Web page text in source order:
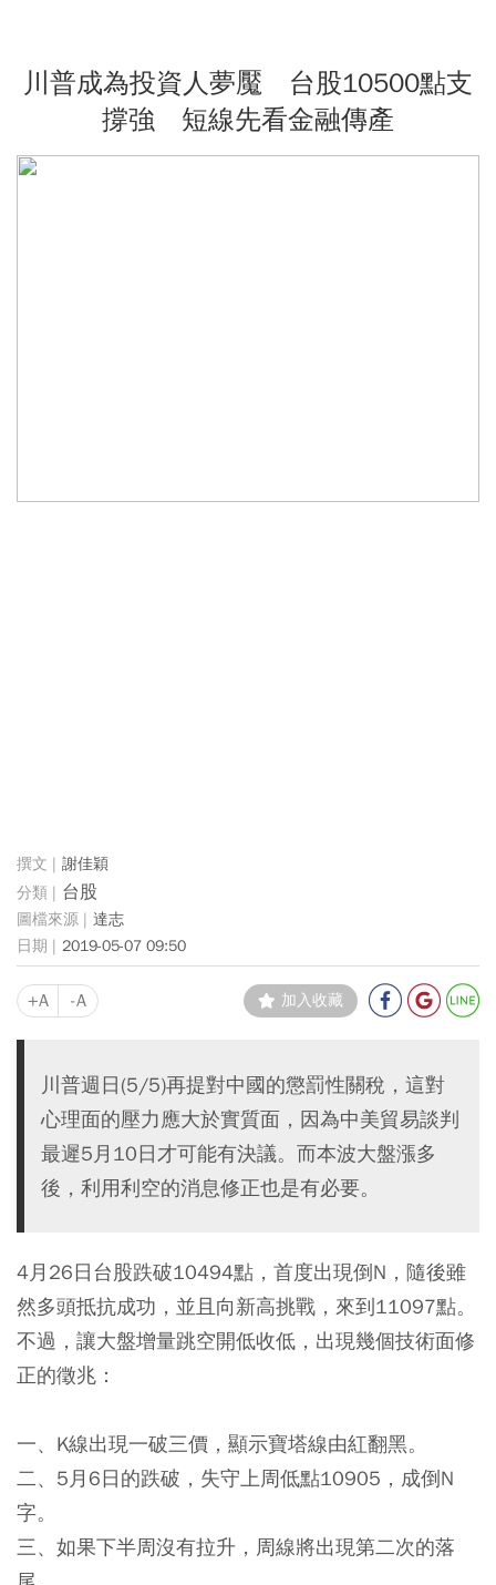
川普成為投資人夢魘 台股10500點支
撐強 短線先看金融傳產
謝佳穎
台股
達志
2019-05-07 09:50
+A -A 加入收藏
川普週日(5/5)再提對中國的懲罰性關稅，這對
心理面的壓力應大於實質面，因為中美貿易談判
最遲5月10日才可能有決議。而本波大盤漲多
後，利用利空的消息修正也是有必要。
4月26日台股跌破10494點，首度出現倒N，隨後雖
然多頭抵抗成功，並且向新高挑戰，來到11097點。
不過，讓大盤增量跳空開低收低，出現幾個技術面修
正的徵兆：
一、K線出現一破三價，顯示寶塔線由紅翻黑。
二、5月6日的跌破，失守上周低點10905，成倒N
字。
三、如果下半周沒有拉升，周線將出現第二次的落